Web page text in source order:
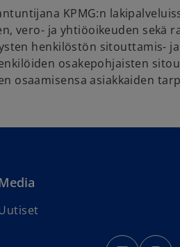
i
n
a
n
e
a
KPMG:n
vero- ja yhtiöoikeuden sekä
henkilöstön sitouttamis-
osakepohjaisten
osaamisensa asiakkaiden
o